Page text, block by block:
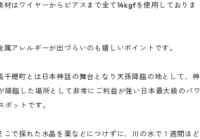
材はワイヤーからピアスまで全て14kgfを使用しておりま
属アレルギーが出づらいのも嬉しいポイントです。
千穂町とは日本神話の舞台となり天孫降臨の地として、神
降臨した場所として非常にご利益が強い日本最大級のパワ
ポットです。
こで採れた水晶を薬などにつけずに、川の水で１週間ほど